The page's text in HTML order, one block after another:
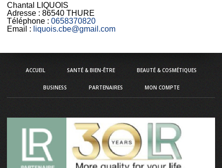
Chantal LIQUOIS
Adresse : 86540 THURE
Téléphone : 0658370820
Email : liquois.cbe@gmail.com
ACCUEIL SANTÉ & BIEN-ÊTRE BEAUTÉ & COSMÉTIQUES
BUSINESS PARTENAIRES MON COMPTE